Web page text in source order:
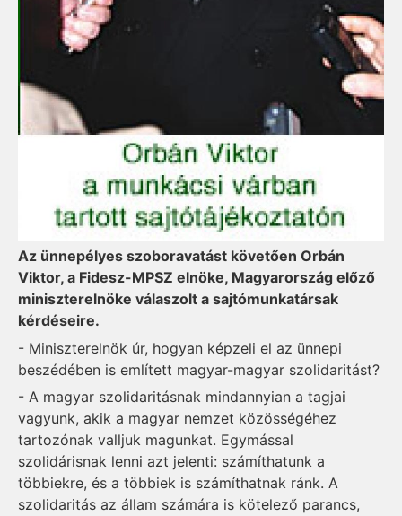
Az ünnepélyes szoboravatást követően Orbán
Viktor, a Fidesz-MPSZ elnöke, Magyarország előző
miniszterelnöke válaszolt a sajtómunkatársak
kérdéseire.
- Miniszterelnök úr, hogyan képzeli el az ünnepi
beszédében is említett magyar-magyar szolidaritást?
- A magyar szolidaritásnak mindannyian a tagjai
vagyunk, akik a magyar nemzet közösségéhez
tartozónak valljuk magunkat. Egymással
szolidárisnak lenni azt jelenti: számíthatunk a
többiekre, és a többiek is számíthatnak ránk. A
szolidaritás az állam számára is kötelező parancs,